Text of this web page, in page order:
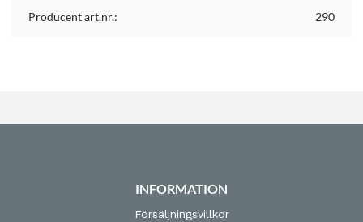
Producent art.nr.: 290
INFORMATION
Försäljningsvillkor